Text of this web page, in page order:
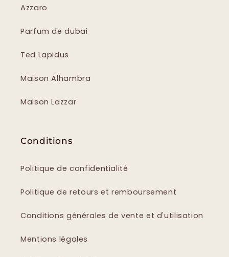
Azzaro
Parfum de dubai
Ted Lapidus
Maison Alhambra
Maison Lazzar
Conditions
Politique de confidentialité
Politique de retours et remboursement
Conditions générales de vente et d'utilisation
Mentions légales